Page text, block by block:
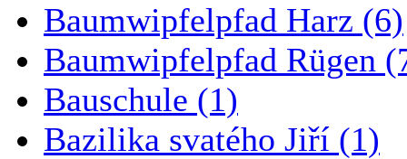
Baumwipfelpfad Harz (6)
Baumwipfelpfad Rügen
Bauschule (1)
Bazilika svatého Jiří (1)